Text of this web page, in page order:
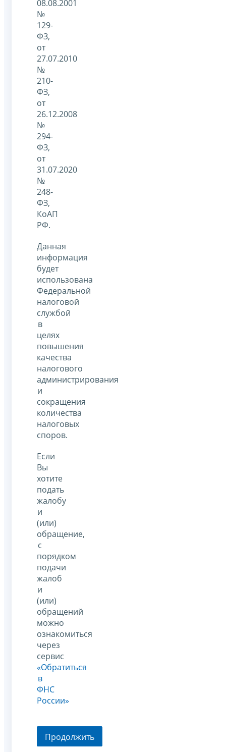
08.08.2001
№
129-
ФЗ,
от
27.07.2010
№
210-
ФЗ,
от
26.12.2008
№
294-
ФЗ,
от
31.07.2020
№
248-
ФЗ,
КоАП
РФ.
Данная
информация
будет
использована
Федеральной
налоговой
службой
в
целях
повышения
качества
налогового
администрирования
и
сокращения
количества
налоговых
споров.
Если
Вы
хотите
подать
жалобу
и
(или)
обращение,
с
порядком
подачи
жалоб
и
(или)
обращений
можно
ознакомиться
через
сервис
«Обратиться
в
ФНС
России»
Продолжить